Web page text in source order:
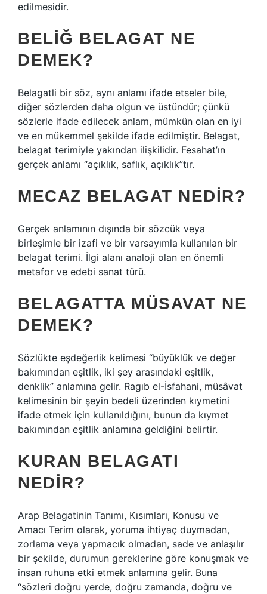
edilmesidir.
BELIĞ BELAGAT NE
DEMEK?
Belagatli bir söz, aynı anlamı ifade etseler bile,
diğer sözlerden daha olgun ve üstündür; çünkü
sözlerle ifade edilecek anlam, mümkün olan en iyi
ve en mükemmel şekilde ifade edilmiştir. Belagat,
belagat terimiyle yakından ilişkilidir. Fesahat’ın
gerçek anlamı “açıklık, saflık, açıklık”tır.
MECAZ BELAGAT NEDIR?
Gerçek anlamının dışında bir sözcük veya
birleşimle bir izafi ve bir varsayımla kullanılan bir
belagat terimi. İlgi alanı analoji olan en önemli
metafor ve edebi sanat türü.
BELAGATTA MÜSAVAT NE
DEMEK?
Sözlükte eşdeğerlik kelimesi “büyüklük ve değer
bakımından eşitlik, iki şey arasındaki eşitlik,
denklik” anlamına gelir. Ragıb el-İsfahani, müsâvat
kelimesinin bir şeyin bedeli üzerinden kıymetini
ifade etmek için kullanıldığını, bunun da kıymet
bakımından eşitlik anlamına geldiğini belirtir.
KURAN BELAGATI
NEDIR?
Arap Belagatinin Tanımı, Kısımları, Konusu ve
Amacı Terim olarak, yoruma ihtiyaç duymadan,
zorlama veya yapmacık olmadan, sade ve anlaşılır
bir şekilde, durumun gereklerine göre konuşmak ve
insan ruhuna etki etmek anlamına gelir. Buna
“sözleri doğru yerde, doğru zamanda, doğru ve